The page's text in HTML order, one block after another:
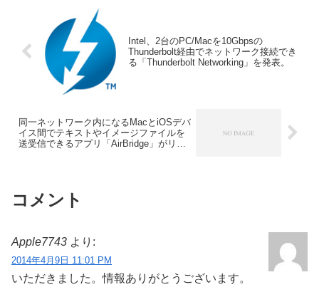
Intel、2台のPC/Macを10Gbpsの
Thunderbolt経由でネットワーク接続でき
る「Thunderbolt Networking」を発表。
同一ネットワーク内になるMacとiOSデバ
イス間でテキストやイメージファイルを
送受信できるアプリ「AirBridge」がリリ
コメント
Apple7743 より:
2014年4月9日 11:01 PM
いただきました。情報ありがとうございます。